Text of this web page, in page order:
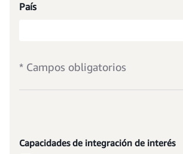
País
* Campos obligatorios
Capacidades de integración de interés